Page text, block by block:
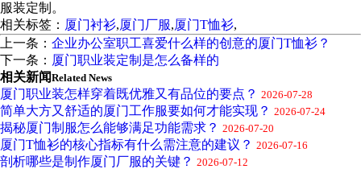
服装定制。
相关标签： 厦门衬衫,厦门厂服,厦门T恤衫,
上一条： 企业办公室职工喜爱什么样的创意的厦门T恤衫？
下一条： 厦门职业装定制是怎么备样的
相关新闻Related News
厦门职业装怎样穿着既优雅又有品位的要点？ 2026-07-28
简单大方又舒适的厦门工作服要如何才能实现？ 2026-07-24
揭秘厦门制服怎么能够满足功能需求？ 2026-07-20
厦门T恤衫的核心指标有什么需注意的建议？ 2026-07-16
剖析哪些是制作厦门厂服的关键？ 2026-07-12